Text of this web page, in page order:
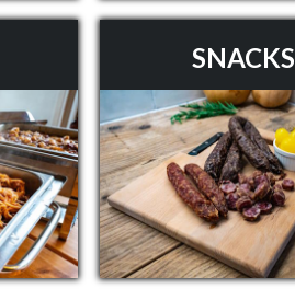
SNACKS